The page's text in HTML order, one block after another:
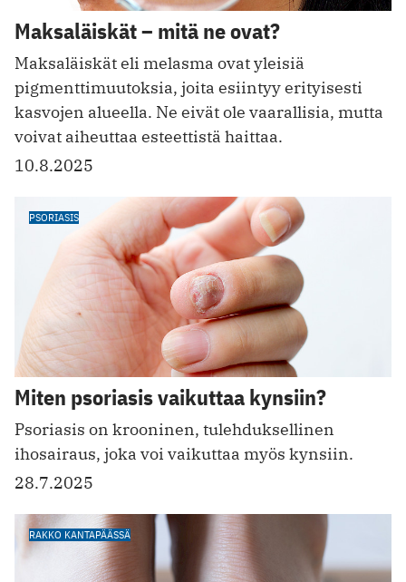
Maksaläiskät – mitä ne ovat?
Maksaläiskät eli melasma ovat yleisiä
pigmenttimuutoksia, joita esiintyy erityisesti
kasvojen alueella. Ne eivät ole vaarallisia, mutta
voivat aiheuttaa esteettistä haittaa.
10.8.2025
PSORIASIS
Miten psoriasis vaikuttaa kynsiin?
Psoriasis on krooninen, tulehduksellinen
ihosairaus, joka voi vaikuttaa myös kynsiin.
28.7.2025
RAKKO KANTAPÄÄSSÄ